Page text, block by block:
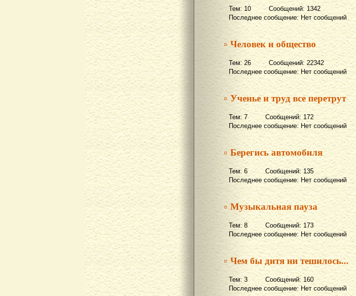
Тем: 10 Сообщений: 1342
Последнее сообщение: Нет сообщений
▫ Человек и общество
Тем: 26 Сообщений: 22342
Последнее сообщение: Нет сообщений
▫ Ученье и труд все перетрут
Тем: 7 Сообщений: 172
Последнее сообщение: Нет сообщений
▫ Берегись автомобиля
Тем: 6 Сообщений: 135
Последнее сообщение: Нет сообщений
▫ Музыкальная пауза
Тем: 8 Сообщений: 173
Последнее сообщение: Нет сообщений
▫ Чем бы дитя ни тешилось...
Тем: 3 Сообщений: 160
Последнее сообщение: Нет сообщений